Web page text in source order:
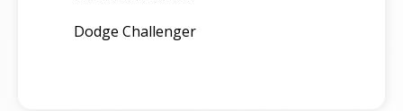
Dodge Challenger